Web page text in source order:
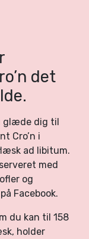
det
glæde dig til
Cro’n i
ad libitum.
med
og
Facebook.
du kan til 158
holder